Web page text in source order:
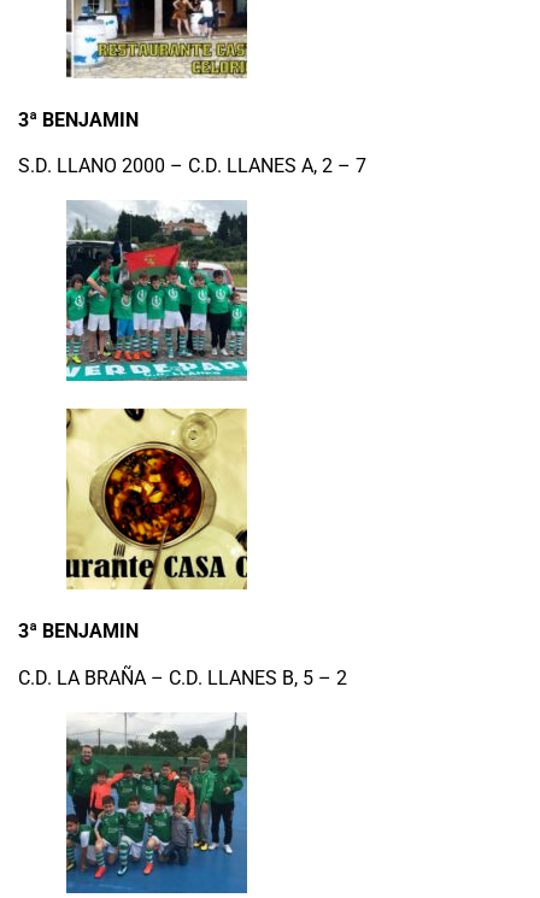
3ª BENJAMIN
S.D. LLANO 2000 – C.D. LLANES A, 2 – 7
3ª BENJAMIN
C.D. LA BRAÑA – C.D. LLANES B, 5 – 2